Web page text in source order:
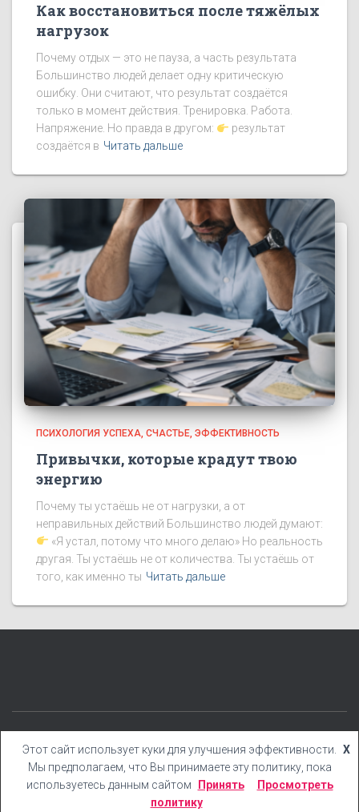
Как восстановиться после тяжёлых
нагрузок
Почему отдых — это не пауза, а часть результата
Большинство людей делает одну критическую
ошибку. Они считают, что результат создаётся
только в момент действия. Тренировка. Работа.
Напряжение. Но правда в другом:
результат
создаётся в Читать дальше
ПСИХОЛОГИЯ УСПЕХА СЧАСТЬЕ ЭФФЕКТИВНОСТЬ
Привычки, которые крадут твою
энергию
Почему ты устаёшь не от нагрузки, а от
неправильных действий Большинство людей думают:
«Я устал, потому что много делаю» Но реальность
другая. Ты устаёшь не от количества. Ты устаёшь от
того, как именно ты Читать дальше
КАТЕГОРИИ БЛОГ БОНУСЫ КНИГИ YOUTUBE
Hestia | РазработаноThemeIsle
Этот сайт использует куки для улучшения эффективности.
Мы предполагаем, что Вы принимаете эту политику, пока
используетесь данным сайтом
X
Принять
Просмотреть
политику